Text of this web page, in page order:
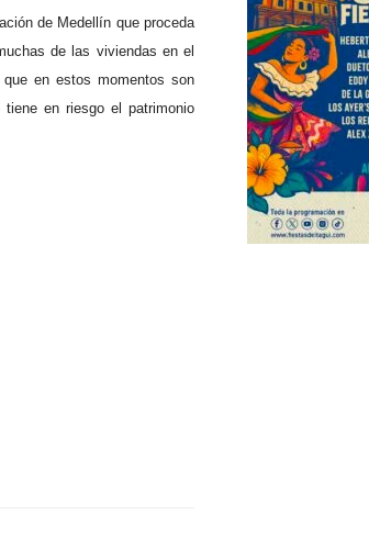
de Medellín que proceda
de las viviendas en el
que en estos momentos son
en riesgo el patrimonio